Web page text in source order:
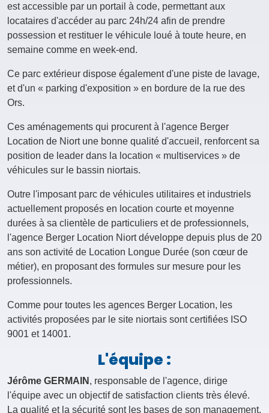
est accessible par un portail à code, permettant aux
locataires d'accéder au parc 24h/24 afin de prendre
possession et restituer le véhicule loué à toute heure, en
semaine comme en week-end.
Ce parc extérieur dispose également d'une piste de lavage,
et d'un « parking d'exposition » en bordure de la rue des
Ors.
Ces aménagements qui procurent à l'agence Berger
Location de Niort une bonne qualité d'accueil, renforcent sa
position de leader dans la location « multiservices » de
véhicules sur le bassin niortais.
Outre l'imposant parc de véhicules utilitaires et industriels
actuellement proposés en location courte et moyenne
durées à sa clientèle de particuliers et de professionnels,
l'agence Berger Location Niort développe depuis plus de 20
ans son activité de Location Longue Durée (son cœur de
métier), en proposant des formules sur mesure pour les
professionnels.
Comme pour toutes les agences Berger Location, les
activités proposées par le site niortais sont certifiées ISO
9001 et 14001.
L'équipe :
Jérôme GERMAIN , responsable de l'agence, dirige
l'équipe avec un objectif de satisfaction clients très élevé.
La qualité et la sécurité sont les bases de son management.